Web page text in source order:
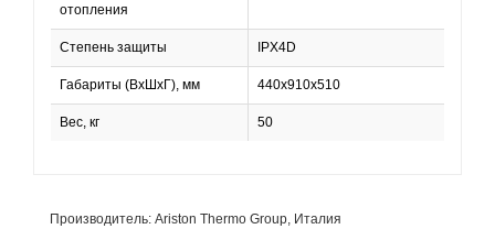
отопления
Степень защиты IPX4D
Габариты (ВхШхГ), мм 440х910х510
Вес, кг 50
Производитель: Ariston Thermo Group, Италия